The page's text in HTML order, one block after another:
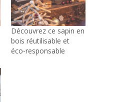
Découvrez ce sapin en
bois réutilisable et
éco-responsable